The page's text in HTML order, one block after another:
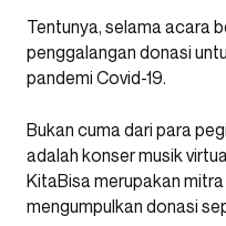
Tentunya, selama acara
penggalangan donasi
pandemi Covid-19.
Bukan cuma dari para
adalah konser musik
KitaBisa merupakan
mengumpulkan donasi